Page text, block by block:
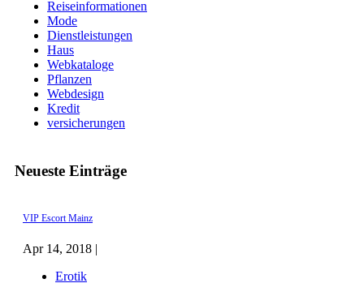
Reiseinformationen
Mode
Dienstleistungen
Haus
Webkataloge
Pflanzen
Webdesign
Kredit
versicherungen
Neueste Einträge
VIP Escort Mainz
Apr 14, 2018 |
Erotik